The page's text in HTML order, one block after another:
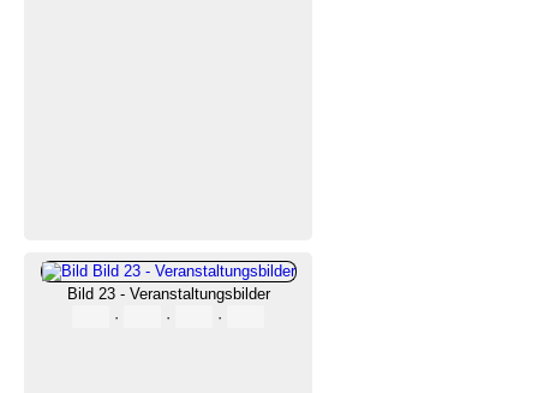
Bild 23 - Veranstaltungsbilder
·
· ·